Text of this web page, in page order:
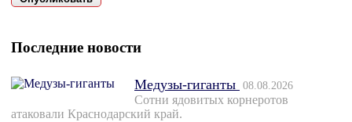
Последние новости
Медузы-гиганты 08.08.2026
Сотни ядовитых корнеротов
атаковали Краснодарский край.